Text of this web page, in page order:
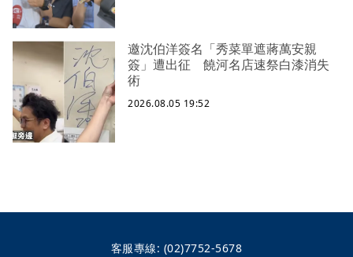
邀沈伯洋簽名「秀菜單遮蔣萬安親
簽」遭出征 饒河名店速祭白漆消失
術
2026.08.05 19:52
客服專線: (02)7752-5678